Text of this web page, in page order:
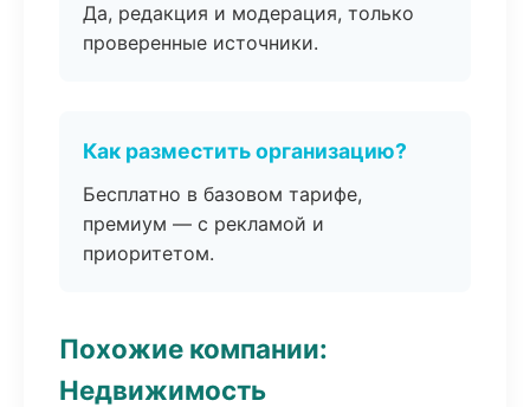
Да, редакция и модерация, только
проверенные источники.
Как разместить организацию?
Бесплатно в базовом тарифе,
премиум — с рекламой и
приоритетом.
Похожие компании:
Недвижимость